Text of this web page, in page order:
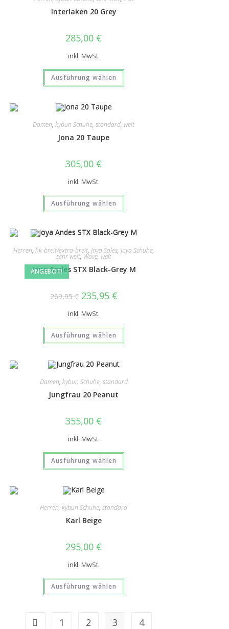
Interlaken 20 Grey
285,00 €
inkl. MwSt.
Ausführung wählen
Damen,kybun Schuhe,standard,weit
Jona 20 Taupe
305,00 €
inkl. MwSt.
Ausführung wählen
ANGEBOT!
Herren, hk-breit/extra-breit, Joya Sales, Joya Schuhe,
sehr weit, Wave, weit
Joya Andes STX Black-Grey M
269,95€ 235,95 €
inkl. MwSt.
Ausführung wählen
Damen, kybun Schuhe, standard
Jungfrau 20 Peanut
355,00 €
inkl. MwSt.
Ausführung wählen
Herren,kybun Schuhe,standard
Karl Beige
295,00 €
inkl. MwSt.
Ausführung wählen
1 2 3
4